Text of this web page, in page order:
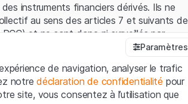
instruments financiers dérivés. Ils ne
au sens des articles 7 et suivants de
et ne sont donc ni surveillés par
ni enregistrés auprès de la FINMA.
"Site Web"), vous confirmez que vous
Paramètres
de navigation, analyser le trafic
notredéclaration de confidentialité pour
site, vous consentez à l’utilisation que